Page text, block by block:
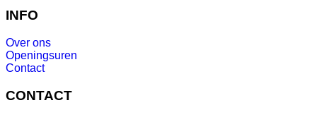
INFO
Over ons
Openingsuren
Contact
CONTACT